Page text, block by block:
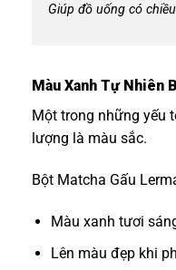
Giúp đồ uống có
Màu Xanh Tự Nhiên
Một trong những yếu
lượng là màu sắc.
Bột Matcha Gấu
Màu xanh tươi
Lên màu đẹp khi